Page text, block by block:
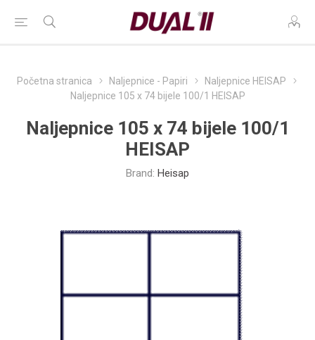
Početna stranica Naljepnice - Papiri
Naljepnice HEISAP
Naljepnice 105 x 74 bijele 100/1 HEISAP
Naljepnice 105 x 74 bijele 100/1
HEISAP
Brand: Heisap